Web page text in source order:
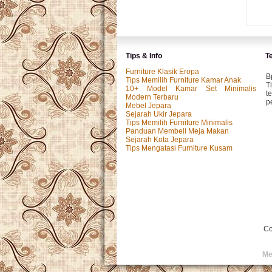
Tips & Info
Furniture Klasik Eropa
Tips Memilih Furniture Kamar Anak
10+ Model Kamar Set Minimalis
Modern Terbaru
Mebel Jepara
Sejarah Ukir Jepara
Tips Memilih Furniture Minimalis
Panduan Membeli Meja Makan
Sejarah Kota Jepara
Tips Mengatasi Furniture Kusam